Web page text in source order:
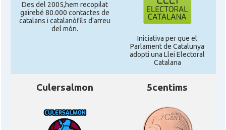
Des del 2005,hem recopilat
gairebé 80.000 contactes de
catalans i catalanòfils d'arreu
del món.
Iniciativa per que el
Parlament de Catalunya
adopti una Llei Electoral
Catalana
Culersalmon 5centims